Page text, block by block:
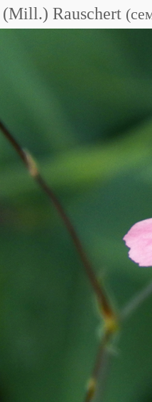
(Mill.) Rauschert (